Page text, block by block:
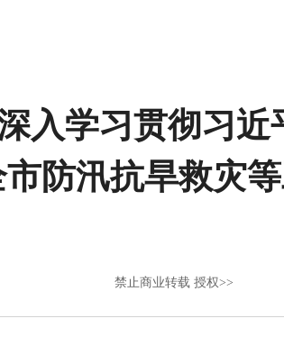
入学习贯彻习近
防汛抗旱救灾
禁止商业转载 授权>>